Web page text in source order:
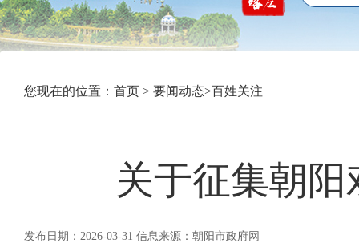
您现在的位置： 首页 > 要闻动态>百姓关注
关于征集朝
发布日期：2026-03-31 信息来源：朝阳市政府网